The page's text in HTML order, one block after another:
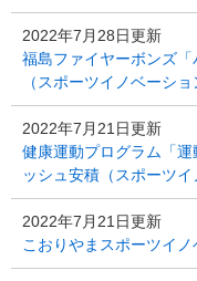
2022年7月28日更新
福島ファイヤーボンズ
（スポーツイノベーショ
2022年7月21日更新
健康運動プログラム「
ッシュ安積（スポーツイ
2022年7月21日更新
こおりやまスポーツイ